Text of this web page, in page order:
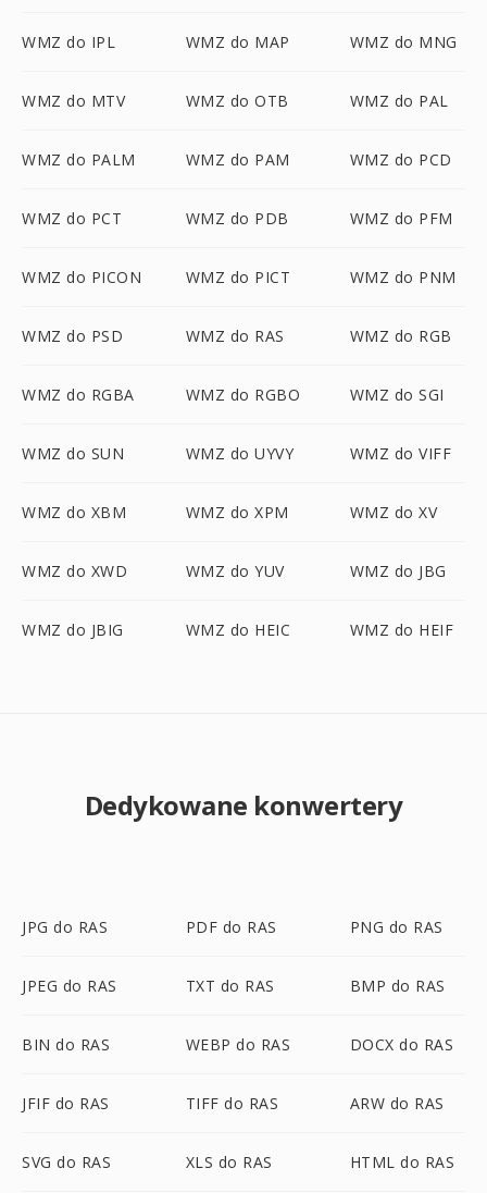
WMZ do IPL WMZ do MAP WMZ do MNG
WMZ do MTV WMZ do OTB WMZ do PAL
WMZ do PALM WMZ do PAM WMZ do PCD
WMZ do PCT WMZ do PDB WMZ do PFM
WMZ do PICON WMZ do PICT WMZ do PNM
WMZ do PSD WMZ do RAS WMZ do RGB
WMZ do RGBA WMZ do RGBO WMZ do SGI
WMZ do SUN WMZ do UYVY WMZ do VIFF
WMZ do XBM WMZ do XPM WMZ do XV
WMZ do XWD WMZ do YUV WMZ do JBG
WMZ do JBIG WMZ do HEIC WMZ do HEIF
Dedykowane konwertery
JPG do RAS PDF do RAS PNG do RAS
JPEG do RAS TXT do RAS BMP do RAS
BIN do RAS WEBP do RAS DOCX do RAS
JFIF do RAS TIFF do RAS ARW do RAS
SVG do RAS XLS do RAS HTML do RAS